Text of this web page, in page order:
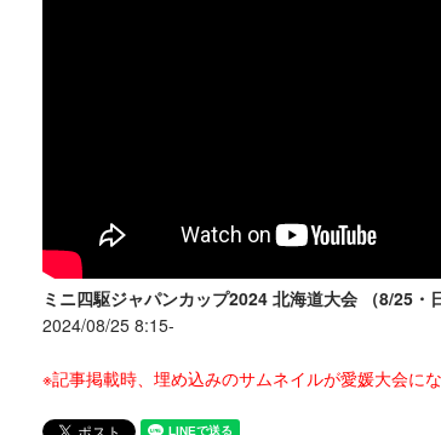
ミニ四駆ジャパンカップ2024 北海道大会 （8/25
2024/08/25 8:15-
※記事掲載時、埋め込みのサムネイルが愛媛大会に